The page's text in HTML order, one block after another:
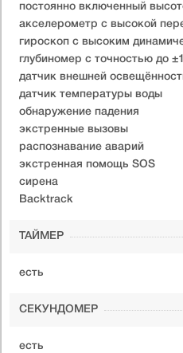
постоянно включенный
акселерометр c высокой
гироскоп с высоким
глубиномер с точностью до
датчик внешней
датчик температуры воды
обнаружение падения
экстренные вызовы
распознавание аварий
экстренная помощь SOS
сирена
Backtrack
ТАЙМЕР
есть
СЕКУНДОМЕР
есть